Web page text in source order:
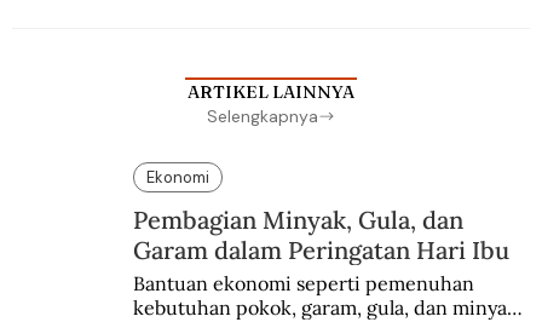
ARTIKEL LAINNYA
Selengkapnya
Ekonomi
Pembagian Minyak, Gula, dan
Garam dalam Peringatan Hari Ibu
Bantuan ekonomi seperti pemenuhan
kebutuhan pokok, garam, gula, dan minyak